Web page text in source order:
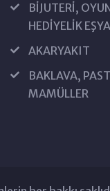
BİJUTERİ,
HEDİYELİK EŞYA
AKARYAKIT
BAKLAVA,
MAMÜLLER